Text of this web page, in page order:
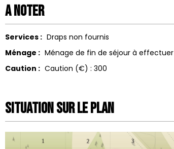
A noter
Services : Draps non fournis
Ménage : Ménage de fin de séjour à effectuer
Caution : Caution (€) : 300
Situation sur le Plan